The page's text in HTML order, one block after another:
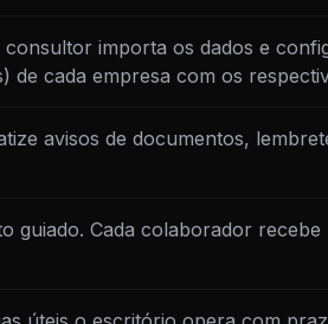
consultor importa os dados e
de cada empresa com os
avisos de documentos,
guiado. Cada colaborador